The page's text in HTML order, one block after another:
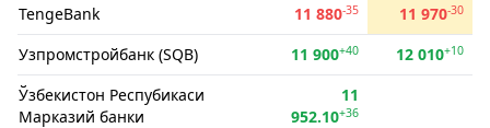
TengeBank 11 880-35 11 970-30
Узпромстройбанк (SQB) 11 900+40 12 010+10
Ўзбекистон Респубикаси
Марказий банки
11
952.10+36